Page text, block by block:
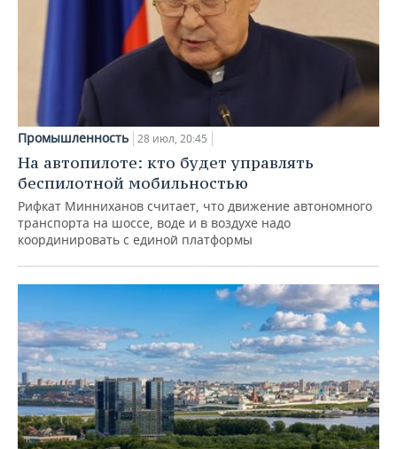
Промышленность 28 июл, 20:45
На автопилоте: кто будет управлять
беспилотной мобильностью
Рифкат Минниханов считает, что движение автономного
транспорта на шоссе, воде и в воздухе надо
координировать с единой платформы